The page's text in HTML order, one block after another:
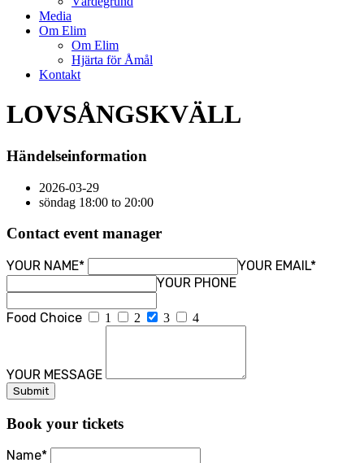
Media
Om Elim
Om Elim
Hjärta för Åmål
Kontakt
LOVSÅNGSKVÄLL
Händelseinformation
2026-03-29
söndag 18:00 to 20:00
Contact event manager
YOUR NAME*
YOUR EMAIL*
YOUR PHONE
Food Choice 1 2 3 4
YOUR MESSAGE
Book your tickets
Name*